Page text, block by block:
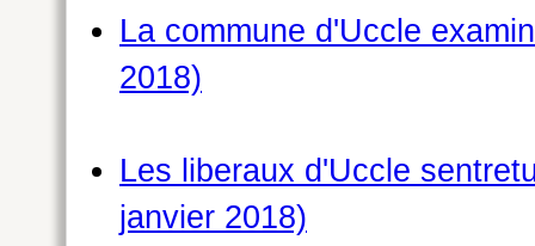
La commune d'Uccle
2018)
Les liberaux d'Uccle
janvier 2018)